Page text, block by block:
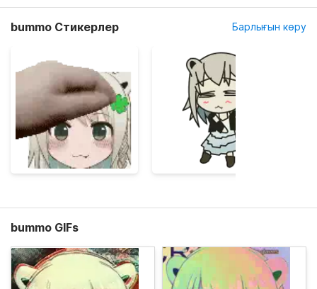
bummo Стикерлер Барлығын көру
bummo GIFs